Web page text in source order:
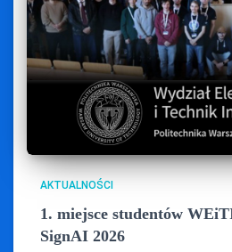
AKTUALNOŚCI
1. miejsce studentów
SignAI 2026